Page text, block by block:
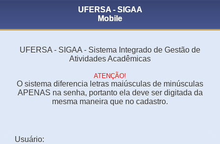
UFERSA - SIGAA
Mobile
UFERSA - SIGAA - Sistema Integrado de Gestão de
Atividades Acadêmicas
ATENÇÃO!
O sistema diferencia letras maiúsculas de minúsculas
APENAS na senha, portanto ela deve ser digitada da
mesma maneira que no cadastro.
Usuário: